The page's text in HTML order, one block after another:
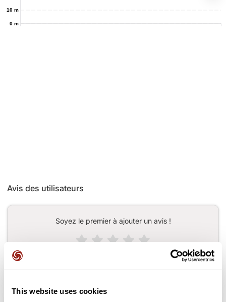
This website uses cookies
0 m
10 m
Avis des utilisateurs
Soyez le premier à ajouter un avis !